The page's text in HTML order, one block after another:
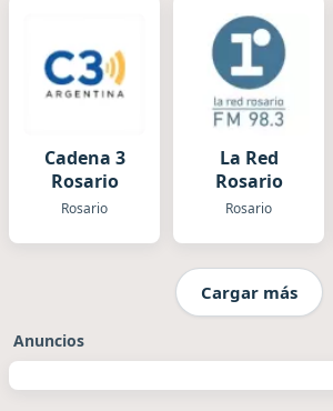
Cadena 3
Rosario
Rosario
La Red
Rosario
Rosario
Cargar más
Anuncios